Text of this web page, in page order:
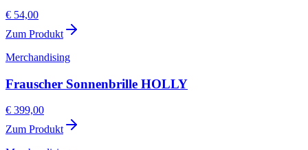
€ 54,00
Zum Produkt
Merchandising
Frauscher Sonnenbrille HOLLY
€ 399,00
Zum Produkt